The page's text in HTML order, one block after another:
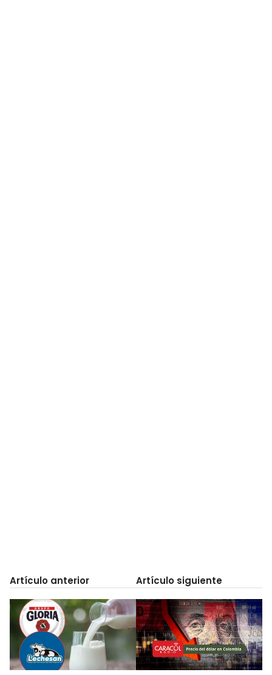
Artículo anterior Artículo siguiente